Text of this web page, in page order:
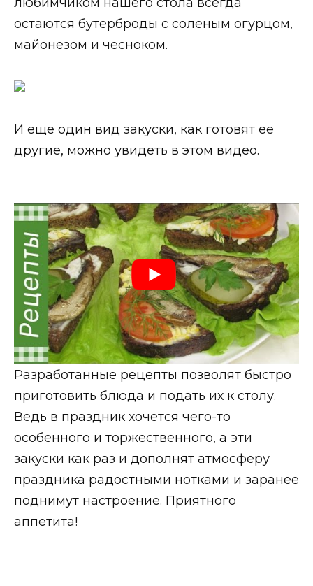
остаются бутерброды с соленым огурцом,
майонезом и чесноком.
И еще один вид закуски, как готовят ее
другие, можно увидеть в этом видео.
Разработанные рецепты позволят быстро
приготовить блюда и подать их к столу.
Ведь в праздник хочется чего-то
особенного и торжественного, а эти
закуски как раз и дополнят атмосферу
праздника радостными нотками и заранее
поднимут настроение. Приятного
аппетита!